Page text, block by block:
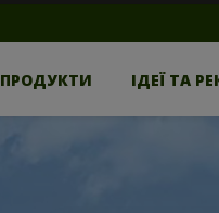
ПРОДУКТИ ІДЕЇ ТА